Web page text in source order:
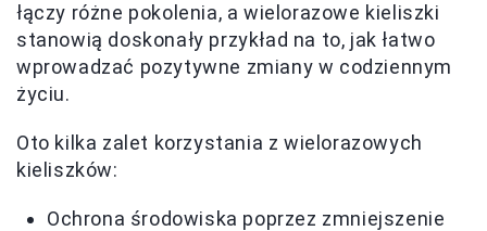
łączy różne pokolenia, a wielorazowe kieliszki
stanowią doskonały przykład na to, jak łatwo
wprowadzać pozytywne zmiany w codziennym
życiu.
Oto kilka zalet korzystania z wielorazowych
kieliszków:
Ochrona środowiska poprzez zmniejszenie